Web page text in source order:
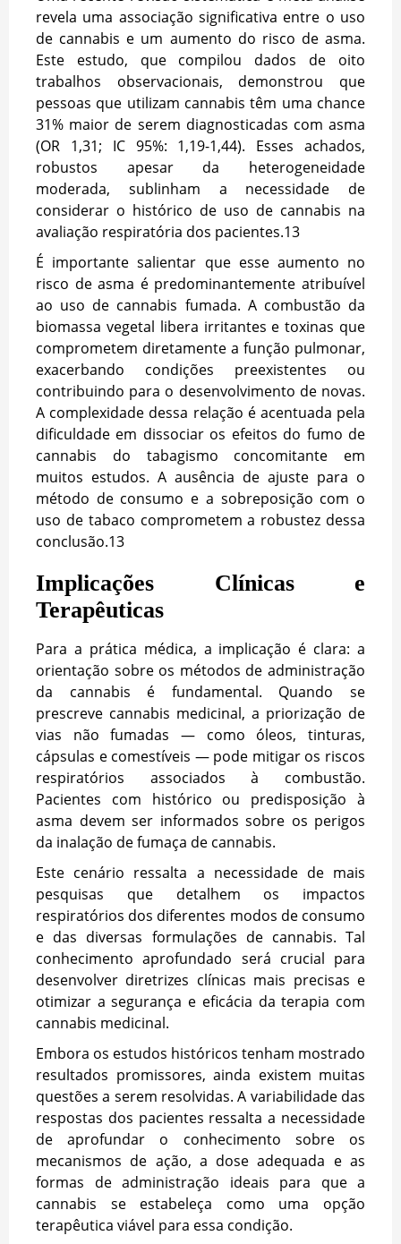
revela uma associação significativa entre o uso
de cannabis e um aumento do risco de asma.
Este estudo, que compilou dados de oito
trabalhos observacionais, demonstrou que
pessoas que utilizam cannabis têm uma chance
31% maior de serem diagnosticadas com asma
(OR 1,31; IC 95%: 1,19-1,44). Esses achados,
robustos apesar da heterogeneidade
moderada, sublinham a necessidade de
considerar o histórico de uso de cannabis na
avaliação respiratória dos pacientes.13
É importante salientar que esse aumento no
risco de asma é predominantemente atribuível
ao uso de cannabis fumada. A combustão da
biomassa vegetal libera irritantes e toxinas que
comprometem diretamente a função pulmonar,
exacerbando condições preexistentes ou
contribuindo para o desenvolvimento de novas.
A complexidade dessa relação é acentuada pela
dificuldade em dissociar os efeitos do fumo de
cannabis do tabagismo concomitante em
muitos estudos. A ausência de ajuste para o
método de consumo e a sobreposição com o
uso de tabaco comprometem a robustez dessa
conclusão.13
Implicações Clínicas e
Terapêuticas
Para a prática médica, a implicação é clara: a
orientação sobre os métodos de administração
da cannabis é fundamental. Quando se
prescreve cannabis medicinal, a priorização de
vias não fumadas — como óleos, tinturas,
cápsulas e comestíveis — pode mitigar os riscos
respiratórios associados à combustão.
Pacientes com histórico ou predisposição à
asma devem ser informados sobre os perigos
da inalação de fumaça de cannabis.
Este cenário ressalta a necessidade de mais
pesquisas que detalhem os impactos
respiratórios dos diferentes modos de consumo
e das diversas formulações de cannabis. Tal
conhecimento aprofundado será crucial para
desenvolver diretrizes clínicas mais precisas e
otimizar a segurança e eficácia da terapia com
cannabis medicinal.
Embora os estudos históricos tenham mostrado
resultados promissores, ainda existem muitas
questões a serem resolvidas. A variabilidade das
respostas dos pacientes ressalta a necessidade
de aprofundar o conhecimento sobre os
mecanismos de ação, a dose adequada e as
formas de administração ideais para que a
cannabis se estabeleça como uma opção
terapêutica viável para essa condição.